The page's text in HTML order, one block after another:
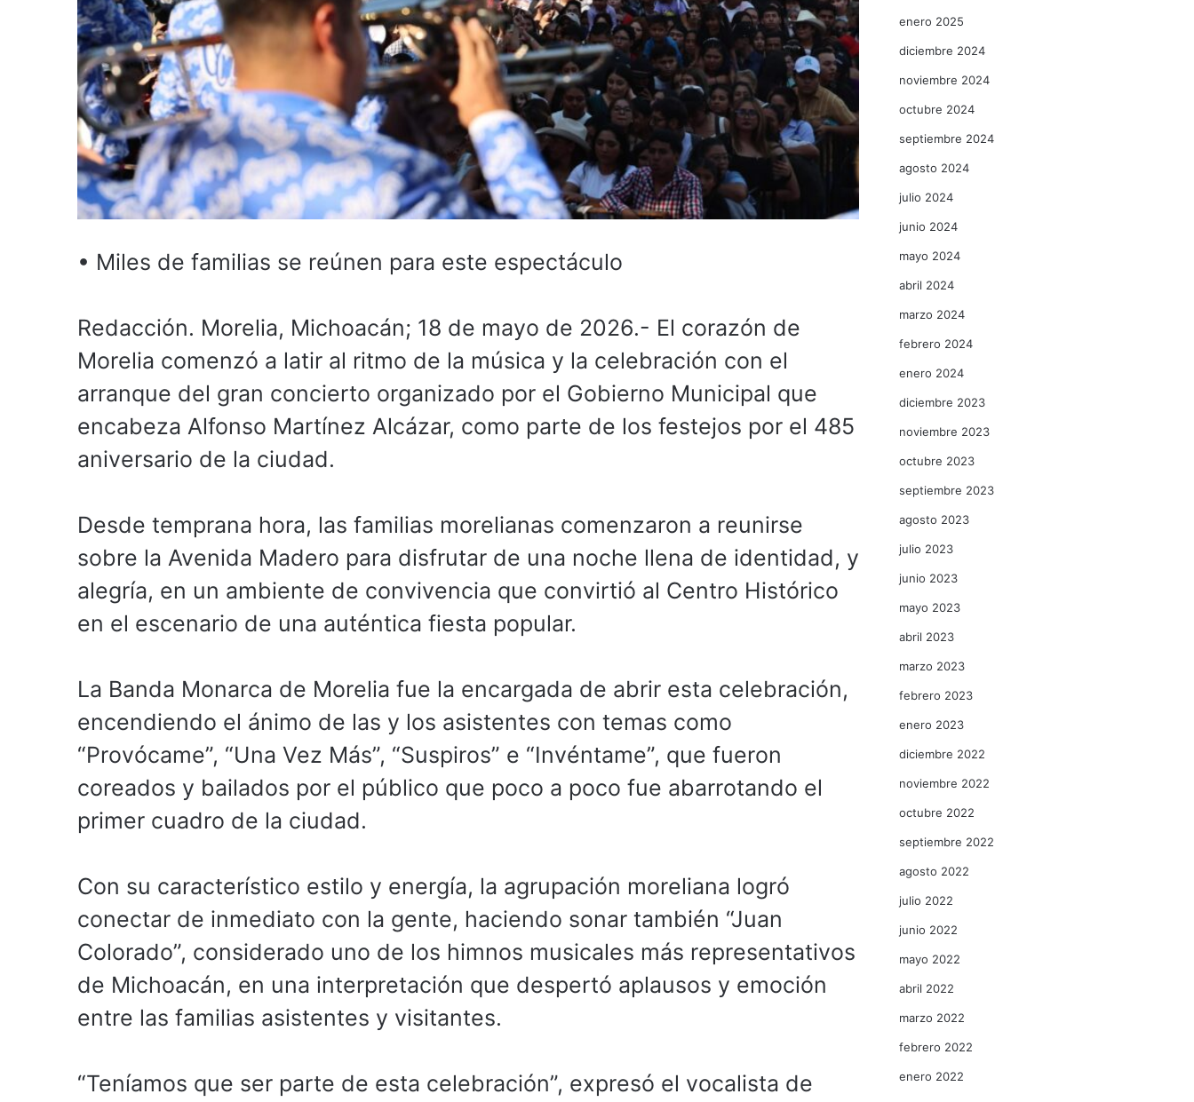
• Miles de familias se reúnen para este espectáculo
Redacción. Morelia, Michoacán; 18 de mayo de 2026.- El corazón de
Morelia comenzó a latir al ritmo de la música y la celebración con el
arranque del gran concierto organizado por el Gobierno Municipal que
encabeza Alfonso Martínez Alcázar, como parte de los festejos por el 485
aniversario de la ciudad.
Desde temprana hora, las familias morelianas comenzaron a reunirse
sobre la Avenida Madero para disfrutar de una noche llena de identidad, y
alegría, en un ambiente de convivencia que convirtió al Centro Histórico
en el escenario de una auténtica fiesta popular.
La Banda Monarca de Morelia fue la encargada de abrir esta celebración,
encendiendo el ánimo de las y los asistentes con temas como
“Provócame”, “Una Vez Más”, “Suspiros” e “Invéntame”, que fueron
coreados y bailados por el público que poco a poco fue abarrotando el
primer cuadro de la ciudad.
Con su característico estilo y energía, la agrupación moreliana logró
conectar de inmediato con la gente, haciendo sonar también “Juan
Colorado”, considerado uno de los himnos musicales más representativos
de Michoacán, en una interpretación que despertó aplausos y emoción
entre las familias asistentes y visitantes.
“Teníamos que ser parte de esta celebración”, expresó el vocalista de
enero 2025
diciembre 2024
noviembre 2024
octubre 2024
septiembre 2024
agosto 2024
julio 2024
junio 2024
mayo 2024
abril 2024
marzo 2024
febrero 2024
enero 2024
diciembre 2023
noviembre 2023
octubre 2023
septiembre 2023
agosto 2023
julio 2023
junio 2023
mayo 2023
abril 2023
marzo 2023
febrero 2023
enero 2023
diciembre 2022
noviembre 2022
octubre 2022
septiembre 2022
agosto 2022
julio 2022
junio 2022
mayo 2022
abril 2022
marzo 2022
febrero 2022
enero 2022